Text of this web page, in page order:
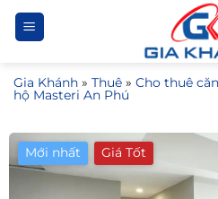
Bỏ
qua
dung
Gia Khánh » Thuê » Cho thuê
hộ Masteri An Phú
Mới nhất